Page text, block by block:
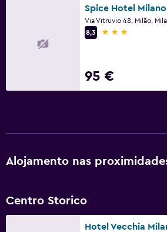
Spice Hotel Milano
Via Vitruvio 48, Milão,
8,3
3 estrelas
95 €
Alojamento nas
Centro Storico
Hotel Vecchia